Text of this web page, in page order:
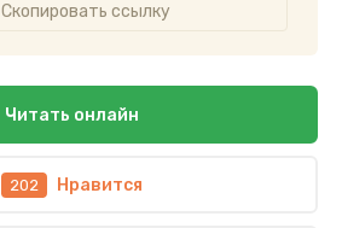
Скопировать ссылку
Читать онлайн
202 Нравится